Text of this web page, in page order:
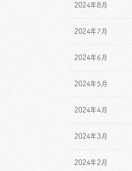
2024年8月
2024年7月
2024年6月
2024年5月
2024年4月
2024年3月
2024年2月